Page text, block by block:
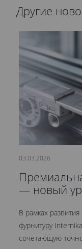
Другие
03.03.2026
— новый
В рамках
фурнитуру
сочетающую